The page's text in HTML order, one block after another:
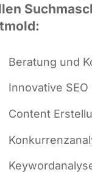
Bera­tung und
Inno­va­ti­ve
Con­tent